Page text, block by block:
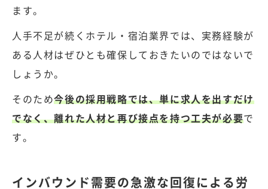
ます。
人手不足が続くホテル・宿泊業界では、実務経験が
ある人材はぜひとも確保しておきたいのではないで
しょうか。
そのため今後の採用戦略では、単に求人を出すだけ
でなく、離れた人材と再び接点を持つ工夫が必要で
す。
インバウンド需要の急激な回復による労